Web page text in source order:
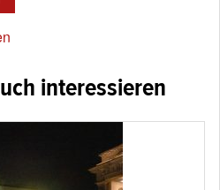
interessieren